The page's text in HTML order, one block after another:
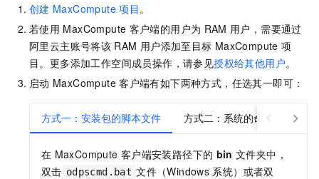
创建 MaxCompute 项目 。
若使用 MaxCompute 客户端的用户为 RAM 用户，需要通过
阿里云主账号将该 RAM 用户添加至目标 MaxCompute 项
目。更多添加工作空间成员操作，请参见授权给其他用户。
启动 MaxCompute 客户端有如下两种方式，任选其一即可：
方式一：安装包的脚本文件 方式二：系统的命令行执行窗
在 MaxCompute 客户端安装路径下的 bin 文件夹中，
双击 odpscmd.bat 文件（Windows 系统）或者双